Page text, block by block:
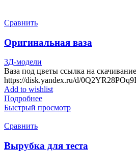
Сравнить
Оригинальная ваза
3Д-модели
Ваза под цветы ссылка на
https://disk.yandex.ru/d/
Add to wishlist
Подробнее
Быстрый просмотр
Сравнить
Вырубка для теста